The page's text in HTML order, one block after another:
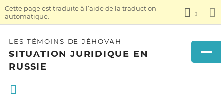
Cette page est traduite à l’aide de la traduction
automatique.
LES TÉMOINS DE JÉHOVAH
SITUATION JURIDIQUE EN
RUSSIE